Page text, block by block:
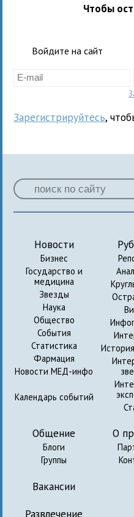
Чтобы
Войдите на сайт
Зарегистрируйтесь,
Новости
Бизнес
Государство и
медицина
Звезды
Наука
Общество
События
Статистика
Фармация
Новости МЕД-инфо
Календарь событий
Общение
Блоги
Группы
Вакансии
Развлечение
О